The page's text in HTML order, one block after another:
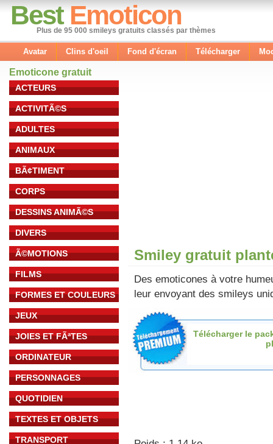
Best Emoticon
Plus de 95 000 smileys gratuits classés par thèmes
Avatar Clins d'oeil Fond d'écran Télécharger
Emoticone gratuit
ACTEURS
ACTIVITÃ©S
ADULTES
ANIMAUX
BÃ¢TIMENT
CORPS
DESSINS ANIMÃ©S
DIVERS
Ã©MOTIONS
FILMS
FORMES ET COULEURS
JEUX
JOIES ET FÃªTES
ORDINATEUR
PERSONNAGES
QUOTIDIEN
TEXTES ET OBJETS
TRANSPORT
Smiley gratuit
Des emoticones à votre
leur envoyant des smileys
Télécharger le